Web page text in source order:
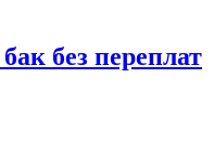
без переплат